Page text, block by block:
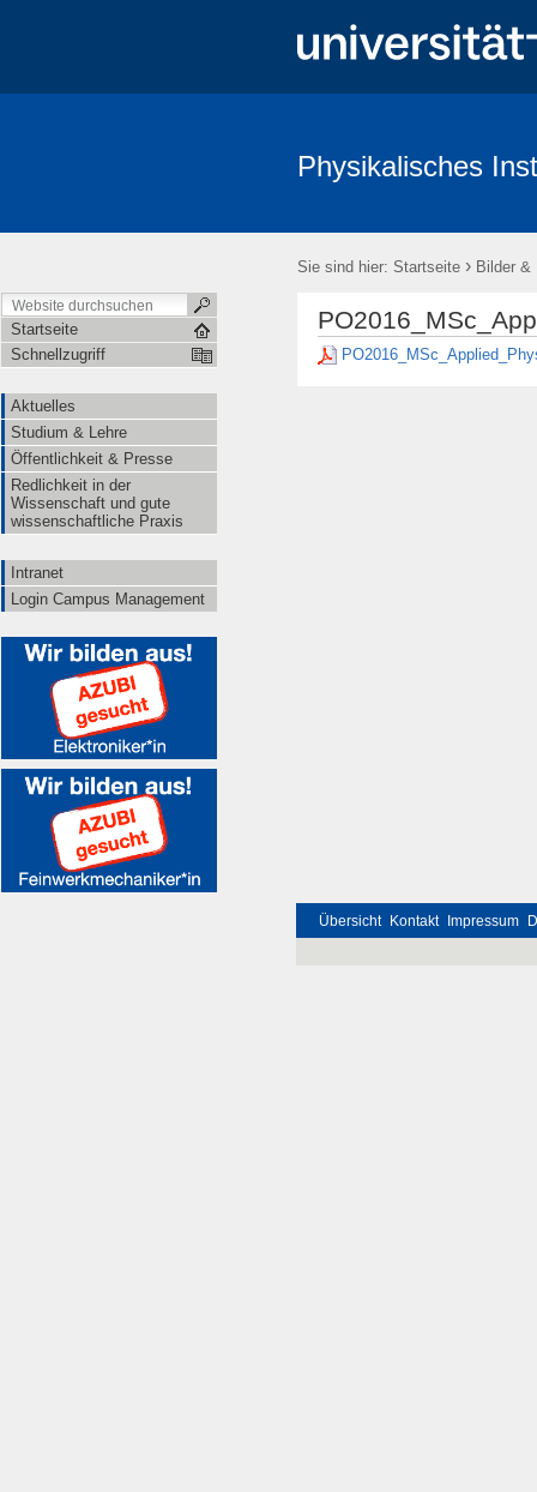
Physikalisches
Sie sind hier: Startseite › Bilder &
Startseite
Schnellzugriff
Aktuelles
Studium & Lehre
Öffentlichkeit & Presse
Redlichkeit in der
Wissenschaft und gute
wissenschaftliche Praxis
Intranet
Login Campus Management
Übersicht Kontakt Impressum